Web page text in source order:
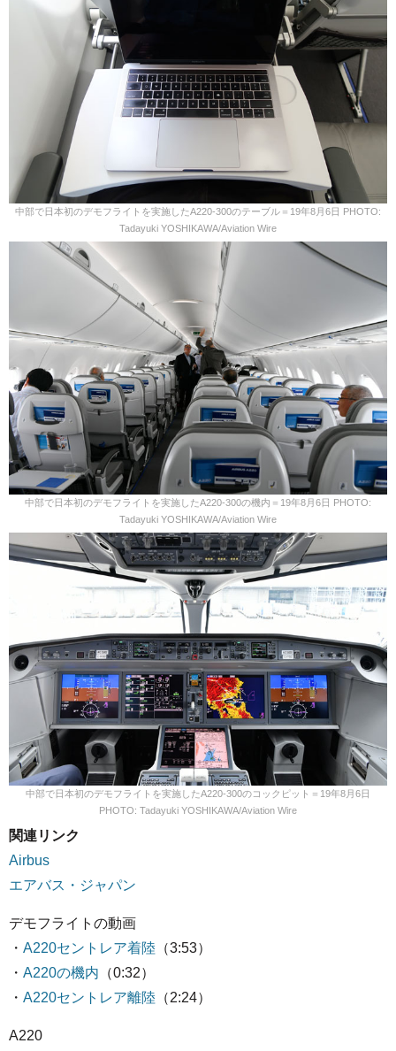
中部で日本初のデモフライトを実施したA220-300のテーブル＝19年8月6日 PHOTO:
Tadayuki YOSHIKAWA/Aviation Wire
中部で日本初のデモフライトを実施したA220-300の機内＝19年8月6日 PHOTO:
Tadayuki YOSHIKAWA/Aviation Wire
中部で日本初のデモフライトを実施したA220-300のコックピット＝19年8月6日
PHOTO: Tadayuki YOSHIKAWA/Aviation Wire
関連リンク
Airbus
エアバス・ジャパン
デモフライトの動画
・ A220セントレア着陸 （3:53）
・ A220の機内 （0:32）
・ A220セントレア離陸 （2:24）
A220